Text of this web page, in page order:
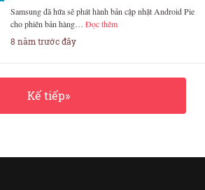
Samsung đã hứa sẽ phát hành bản cập nhật Android Pie
cho phiên bản hàng… Đọc thêm
8 năm trước đây
Kế tiếp»